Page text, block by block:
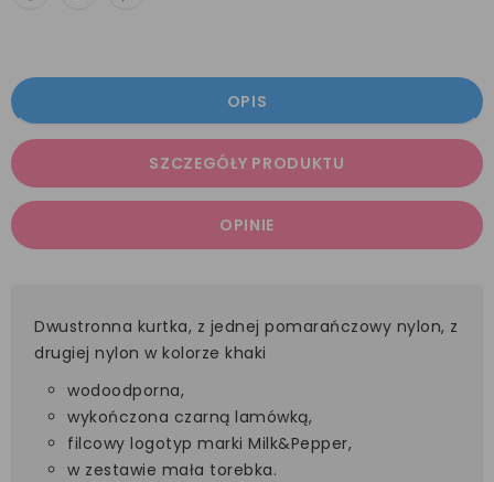
OPIS
SZCZEGÓŁY PRODUKTU
OPINIE
Dwustronna kurtka, z jednej pomarańczowy nylon, z
drugiej nylon w kolorze khaki
wodoodporna,
wykończona czarną lamówką,
filcowy logotyp marki Milk&Pepper,
w zestawie mała torebka.